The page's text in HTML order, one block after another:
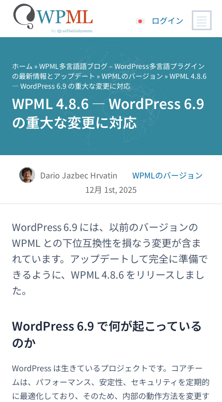
ログイン
ホーム » WPML多言語語ブログ – WordPress多言語プラグイン
の最新情報とアップデート » WPMLのバージョン » WPML 4.8.6
— WordPress 6.9 の重大な変更に対応
WPML 4.8.6 — WordPress 6.9
の重大な変更に対応
Dario Jazbec Hrvatin
WPMLのバージョン
12月 1st, 2025
WordPress 6.9 には、以前のバージョンの
WPML との下位互換性を損なう変更が含ま
れています。アップデートして完全に準備で
きるように、WPML 4.8.6 をリリースしまし
た。
WordPress 6.9 で何が起こっている
のか
WordPress は生きているプロジェクトです。コアチー
ムは、パフォーマンス、安定性、セキュリティを定期的
に最適化しており、そのため、内部の動作方法を変更す